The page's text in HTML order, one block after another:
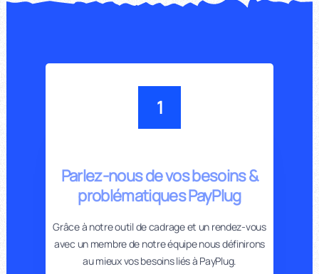
1
Parlez-nous de vos besoins &
problématiques PayPlug
Grâce à notre outil de cadrage et un rendez-vous
avec un membre de notre équipe nous définirons
au mieux vos besoins liés à PayPlug.